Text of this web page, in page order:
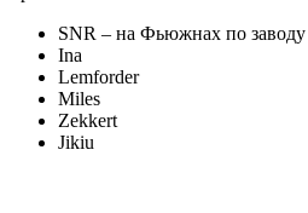
SNR – на Фьюжнах по заводу
Ina
Lemforder
Miles
Zekkert
Jikiu